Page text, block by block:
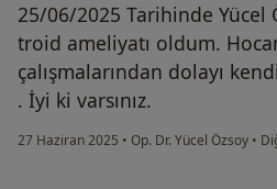
25/06/2025 Tarihinde Yücel
troid ameliyatı oldum.
çalışmalarından dolayı
. İyi ki varsınız.
27 Haziran 2025 • Op. Dr. Yücel Özsoy •